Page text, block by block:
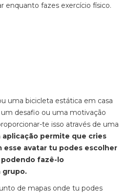
enquanto fazes exercício físico.
uma bicicleta estática em casa
desafio ou uma motivação
te isso através de uma
aplicação permite que cries
esse avatar tu podes escolher
fazê-lo
grupo.
de mapas onde tu podes